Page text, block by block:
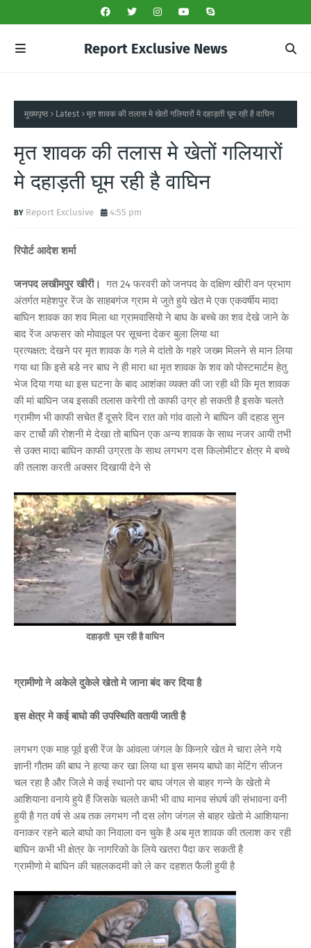
Report Exclusive News
मुख्यपृष्ठ Latest मृत शावक की तलास मे खेतों गलियारों मे दहाड़ती घूम रही है वाघिन
मृत शावक की तलास मे खेतों गलियारों
मे दहाड़ती घूम रही है वाघिन
Report Exclusive 4:55 pm
रिपोर्ट आदेश शर्मा
जनपद लखीमपुर खीरी। गत 24 फरवरी को जनपद के दक्षिण खीरी वन प्रभाग
अंतर्गत महेशपुर रेंज के साहबगंज ग्राम मे जुते हुये खेत मे एक एकवर्षीय मादा
बाघिन शावक का शव मिला था ग्रामवासियो ने बाघ के बच्चे का शव देखे जाने के
बाद रेंज अफसर को मोवाइल पर सूचना देकर बुला लिया था
प्रत्यक्षत: देखने पर मृत शावक के गले मे दांतो के गहरे जख्म मिलने से मान लिया
गया था कि इसे बडे नर बाघ ने ही मारा था मृत शावक के शव को पोस्टमार्टम हेतु
भेज दिया गया था इस घटना के बाद आशंका व्यक्त की जा रही थी कि मृत शावक
की मां बाघिन जब इसकी तलास करेगी तो काफी उग्र हो सकती है इसके चलते
ग्रामीण भी काफी सचेत हैं दूसरे दिन रात को गांव वालो ने बाघिन की दहाड सुन
कर टार्चो की रोशनी मे देखा तो बाघिन एक अन्य शावक के साथ नजर आयी तभी
से उक्त मादा बाघिन काफी उग्रता के साथ लगभग दस किलोमीटर क्षेत्र मे बच्चे
की तलाश करती अक्सर दिखायी देने से
दहाड़ती घूम रही है वाघिन
ग्रामीणो ने अकेले दुकेले खेतो मे जाना बंद कर दिया है
इस क्षेत्र मे कई बाघो की उपस्थिति वतायी जाती है
लगभग एक माह पूर्व इसी रेंज के आंवला जंगल के किनारे खेत मे चारा लेने गये
ज्ञानी गौतम की बाघ ने हत्या कर खा लिया था इस समय बाघो का मेटिंग सीजन
चल रहा है और जिले मे कई स्थानो पर बाघ जंगल से बाहर गन्ने के खेतो मे
आशियाना वनाये हुये हैं जिसके चलते कभी भी वाघ मानव संघर्ष की संभावना वनी
हुयी है गत वर्ष से अब तक लगभग नौ दस लोग जंगल से बाहर खेतो मे आशियाना
वनाकर रहने बाले बाघो का निवाला वन चुके है अब मृत शावक की तलाश कर रही
बाघिन कभी भी क्षेत्र के नागरिको के लिये खतरा पैदा कर सकती है
ग्रामीणो मे बाघिन की चहलकदमी को ले कर दहशत फैली हुयी है